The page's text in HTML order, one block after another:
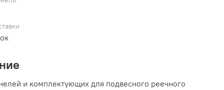
и комплектующих для подвесного реечного